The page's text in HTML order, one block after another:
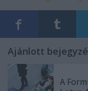
Ajánlott
A